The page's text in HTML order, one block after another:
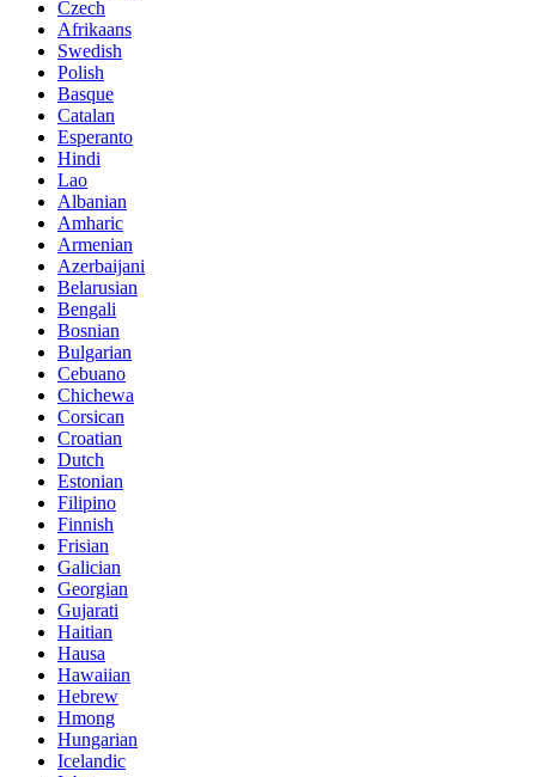
Czech
Afrikaans
Swedish
Polish
Basque
Catalan
Esperanto
Hindi
Lao
Albanian
Amharic
Armenian
Azerbaijani
Belarusian
Bengali
Bosnian
Bulgarian
Cebuano
Chichewa
Corsican
Croatian
Dutch
Estonian
Filipino
Finnish
Frisian
Galician
Georgian
Gujarati
Haitian
Hausa
Hawaiian
Hebrew
Hmong
Hungarian
Icelandic